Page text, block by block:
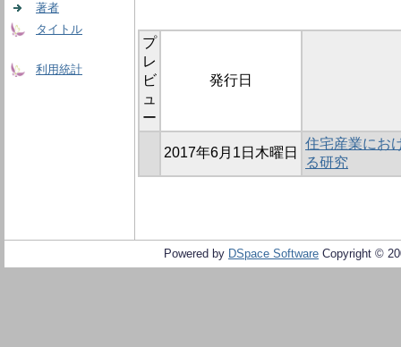
著者
タイトル
利用統計
プ
レ
ビ
ュ
ー
発行日
2017年6月1日木曜日
住宅産業にお
る研究
Powered by DSpace Software Copyright ©